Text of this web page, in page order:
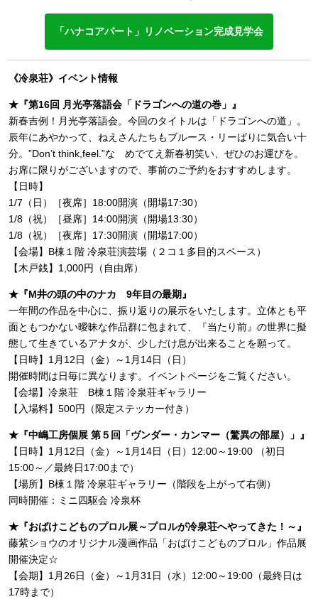
「ハナコアパート」リノベーション完成見学会
《冷泉荘》イベント情報
★『第16回 月光亭落語会「ドラゴンへの道の巻」』
新春吉例！月光亭落語会。今回のタイトルは「ドラゴンへの道」。
辰年にあやかって、ねえさんたちもブルース・リーばりに気合い十
分。”Don’t think,feel.”な めでてえ新春初笑い、ぜひのお運びを。
お席に限りがございますので、事前のご予約をおすすめします。
【日時】
1/7（日）［夜席］18:00開演（開場17:30）
1/8（祝）［昼席］14:00開演（開場13:30）
1/8（祝）［夜席］17:30開演（開場17:00）
【会場】B棟１階 冷泉荘演芸場（２コ１多目的スペース）
【木戸銭】1,000円（自由席）
★『M井の頭の中のナカ 9年目の最期』
一年間の作品を中心に、振り返りの展示をいたします。立体とも平
面ともつかない曖昧な作品群に包まれて、『当たり前』の世界に擬
態して生きているアナタが、少しだけ息が出来ることを願って。
【日時】1月12日（金）～1月14日（日）
開催時間は日毎に異なります。イベントページをご覧ください。
【会場】冷泉荘 B棟１階 冷泉荘ギャラリー
【入場料】500円（限定ステッカー付き）
★『中嶋工房個展 第５回「ヴンダー・カンマー（驚異の部屋）」』
【日時】1月12日（金）～1月14日（日）12:00～19:00 （初日
15:00～／最終日17:00まで）
【場所】B棟１階 冷泉荘ギャラリー（階段を上がって右側）
同時開催：ミニ四駆会 冷泉杯
★『おばけこどものプロル展～プロルが冷泉荘へやってきた！～』
藤紫ショウのオリジナル漫画作品「おばけこどものプロル」作品展
開催決定☆
【会期】1月26日（金）～1月31日（水）12:00～19:00（最終日は
17時まで）